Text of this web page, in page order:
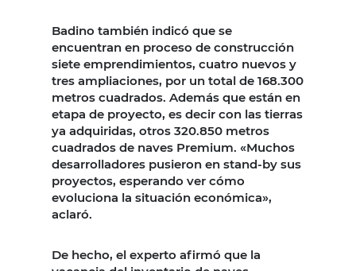
Badino también indicó que se
encuentran en proceso de construcción
siete emprendimientos, cuatro nuevos y
tres ampliaciones, por un total de 168.300
metros cuadrados. Además que están en
etapa de proyecto, es decir con las tierras
ya adquiridas, otros 320.850 metros
cuadrados de naves Premium. «Muchos
desarrolladores pusieron en stand-by sus
proyectos, esperando ver cómo
evoluciona la situación económica»,
aclaró.
De hecho, el experto afirmó que la